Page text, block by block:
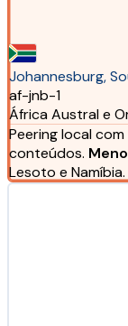
Johannesburg,
af-jnb-1
África Austral e
Peering local
conteúdos.
Lesoto e Namíbia.